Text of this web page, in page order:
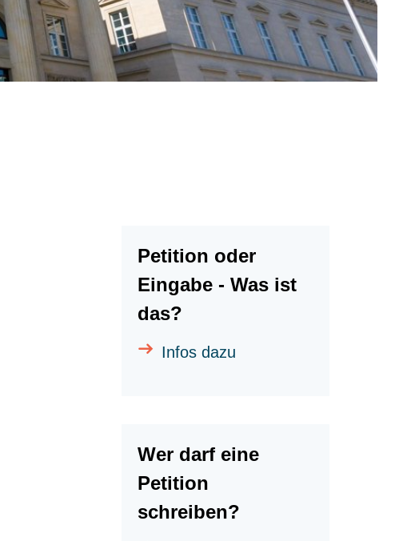
Petition oder
Eingabe - Was ist
das?
Infos dazu
Wer darf eine
Petition
schreiben?